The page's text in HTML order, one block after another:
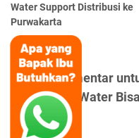
Water Support Distribusi ke
Purwakarta
Posting Komentar
Valve - Ady Water